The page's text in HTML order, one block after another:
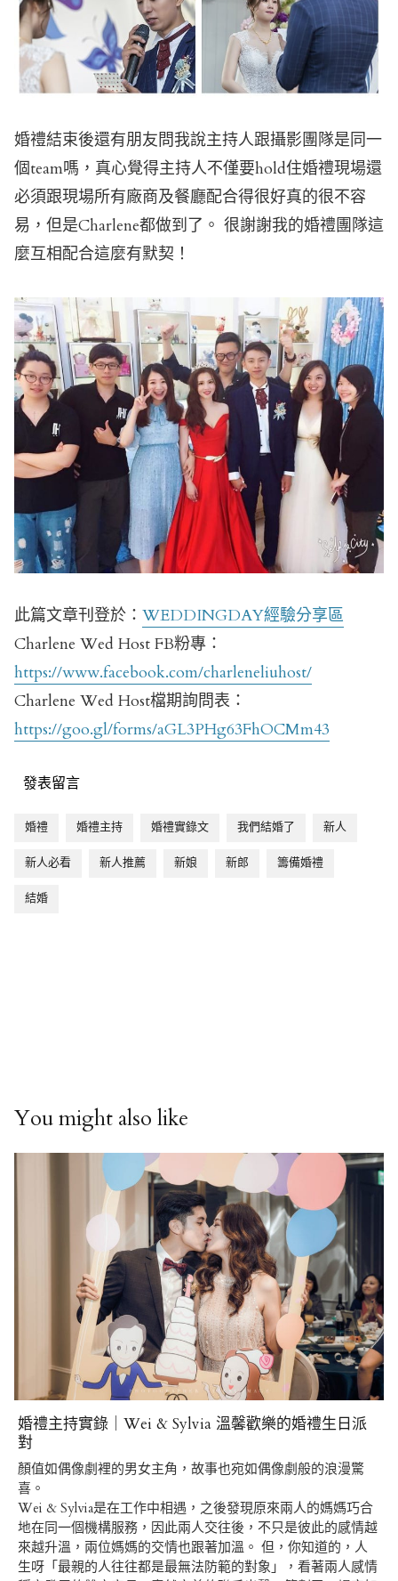
婚禮結束後還有朋友問我說主持人跟攝影團隊是同一
個team嗎，真心覺得主持人不僅要hold住婚禮現場還
必須跟現場所有廠商及餐廳配合得很好真的很不容
易，但是Charlene都做到了。 很謝謝我的婚禮團隊這
麼互相配合這麼有默契！
此篇文章刊登於： WEDDINGDAY經驗分享區
Charlene Wed Host FB粉專：
https://www.facebook.com/charleneliuhost/
Charlene Wed Host檔期詢問表：
https://goo.gl/forms/aGL3PHg63FhOCMm43
發表留言
婚禮 婚禮主持 婚禮實錄文 我們結婚了 新人
新人必看 新人推薦 新娘 新郎 籌備婚禮
結婚
You might also like
婚禮主持實錄｜Wei & Sylvia 溫馨歡樂的婚禮生日派
對
顏值如偶像劇裡的男女主角，故事也宛如偶像劇般的浪漫驚
喜。
Wei & Sylvia是在工作中相遇，之後發現原來兩人的媽媽巧合
地在同一個機構服務，因此兩人交往後，不只是彼此的感情越
來越升溫，兩位媽媽的交情也跟著加溫。 但，你知道的，人
生呀「最親的人往往都是最無法防範的對象」，看著兩人感情